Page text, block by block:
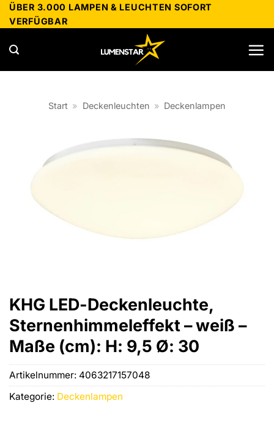
Zum
Inhalt
springen
ÜBER 3.000 LAMPEN & LEUCHTEN SOFORT
VERFÜGBAR
Start » Deckenleuchten » Deckenlampen
KHG LED-Deckenleuchte,
Sternenhimmeleffekt – weiß –
Maße (cm): H: 9,5 Ø: 30
Artikelnummer: 4063217157048
Kategorie: Deckenlampen